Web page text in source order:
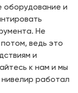
оборудование и
Не
ведь это
и
к нам и мы
работал